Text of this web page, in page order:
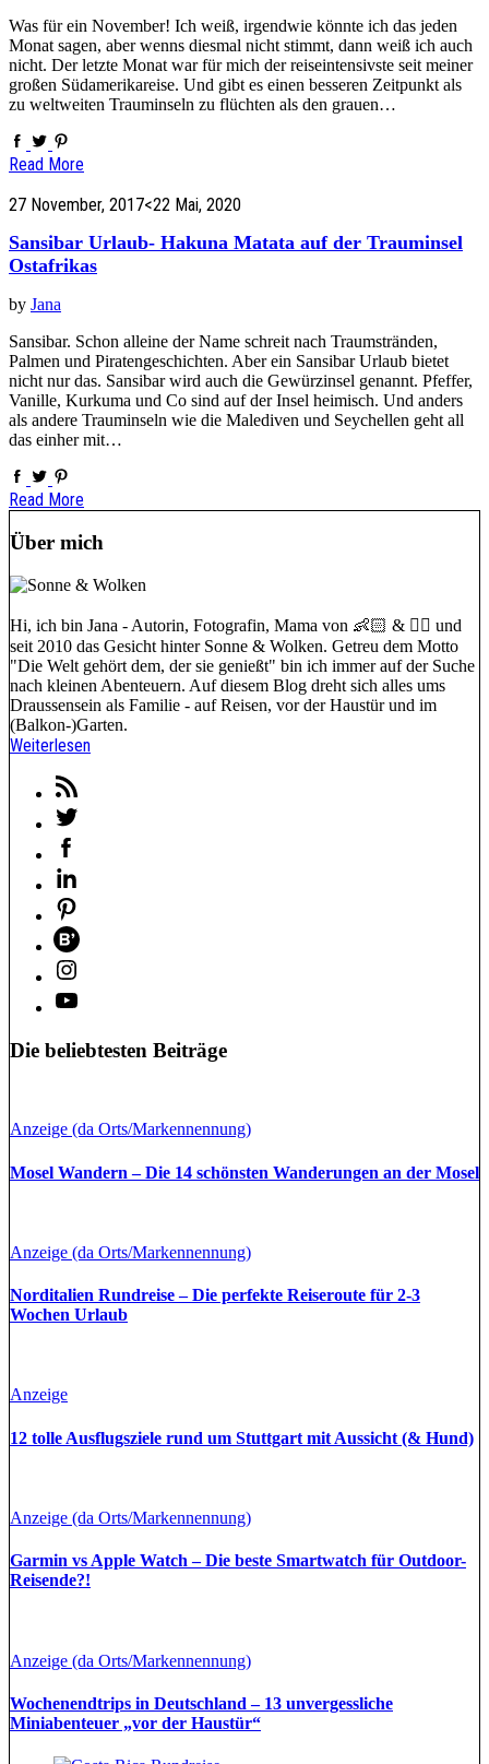
Was für ein November! Ich weiß, irgendwie könnte ich das jeden
Monat sagen, aber wenns diesmal nicht stimmt, dann weiß ich auch
nicht. Der letzte Monat war für mich der reiseintensivste seit meiner
großen Südamerikareise. Und gibt es einen besseren Zeitpunkt als
zu weltweiten Trauminseln zu flüchten als den grauen…
Read More
27 November, 2017<22 Mai, 2020
Sansibar Urlaub- Hakuna Matata auf der Trauminsel
Ostafrikas
by Jana
Sansibar. Schon alleine der Name schreit nach Traumstränden,
Palmen und Piratengeschichten. Aber ein Sansibar Urlaub bietet
nicht nur das. Sansibar wird auch die Gewürzinsel genannt. Pfeffer,
Vanille, Kurkuma und Co sind auf der Insel heimisch. Und anders
als andere Trauminseln wie die Malediven und Seychellen geht all
das einher mit…
Read More
Über mich
Hi, ich bin Jana - Autorin, Fotografin, Mama von 👶🏻 & 🐕‍🦺 und
seit 2010 das Gesicht hinter Sonne & Wolken. Getreu dem Motto
"Die Welt gehört dem, der sie genießt" bin ich immer auf der Suche
nach kleinen Abenteuern. Auf diesem Blog dreht sich alles ums
Draussensein als Familie - auf Reisen, vor der Haustür und im
(Balkon-)Garten.
Weiterlesen
Die beliebtesten Beiträge
Anzeige (da Orts/Markennennung)
Mosel Wandern – Die 14 schönsten Wanderungen an der Mosel
Anzeige (da Orts/Markennennung)
Norditalien Rundreise – Die perfekte Reiseroute für 2-3
Wochen Urlaub
Anzeige
12 tolle Ausflugsziele rund um Stuttgart mit Aussicht (& Hund)
Anzeige (da Orts/Markennennung)
Garmin vs Apple Watch – Die beste Smartwatch für Outdoor-
Reisende?!
Anzeige (da Orts/Markennennung)
Wochenendtrips in Deutschland – 13 unvergessliche
Miniabenteuer „vor der Haustür“